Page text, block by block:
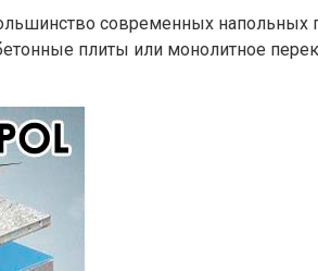
современных напольных
плиты или монолитное